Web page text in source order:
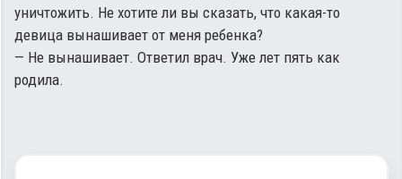
уничтожить. Не хотите ли вы сказать, что какая-то
девица вынашивает от меня ребенка?
— Не вынашивает. Ответил врач. Уже лет пять как
родила.